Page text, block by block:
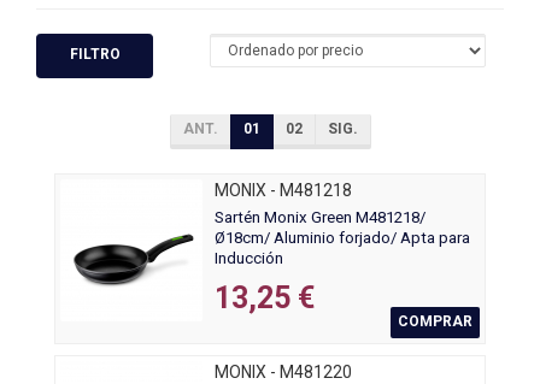
FILTRO
ANT. 01 02 SIG.
MONIX - M481218
Sartén Monix Green M481218/
Ø18cm/ Aluminio forjado/ Apta para
Inducción
13,25 €
COMPRAR
MONIX - M481220